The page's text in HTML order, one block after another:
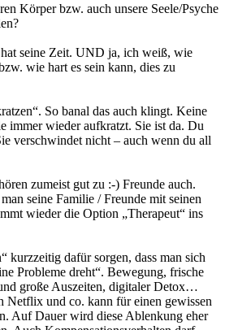
Körper bzw. auch unsere Seele/Psyche
seine Zeit. UND ja, ich weiß, wie
wie hart es sein kann, dies zu
So banal das auch klingt. Keine
immer wieder aufkratzt. Sie ist da. Du
verschwindet nicht – auch wenn du all
zumeist gut zu :-) Freunde auch.
seine Familie / Freunde mit seinen
wieder die Option „Therapeut“ ins
kurzzeitig dafür sorgen, dass man sich
Probleme dreht“. Bewegung, frische
große Auszeiten, digitaler Detox…
Netflix und co. kann für einen gewissen
Auf Dauer wird diese Ablenkung eher